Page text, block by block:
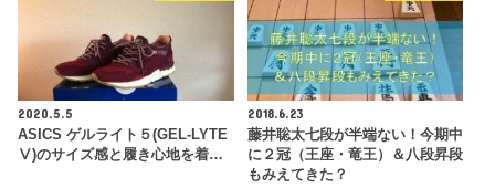
2020.5.5
ASICS ゲルライト５(GEL-LYTE
Ⅴ)のサイズ感と履き心地を着…
2018.6.23
藤井聡太七段が半端ない！今期中
に２冠（王座・竜王）＆八段昇段
もみえてきた？